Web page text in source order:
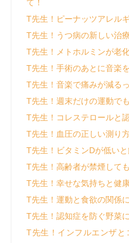
て！
T先生！ピーナッツアレル
T先生！うつ病の新しい治
T先生！メトホルミンが老
T先生！手術のあとに音楽
T先生！音楽で痛みが減る
T先生！週末だけの運動で
T先生！コレステロールと
T先生！血圧の正しい測り
T先生！ビタミンDが低い
T先生！高齢者が禁煙して
T先生！幸せな気持ちと健
T先生！運動と食欲の関係
T先生！認知症を防ぐ野菜
T先生！インフルエンザ